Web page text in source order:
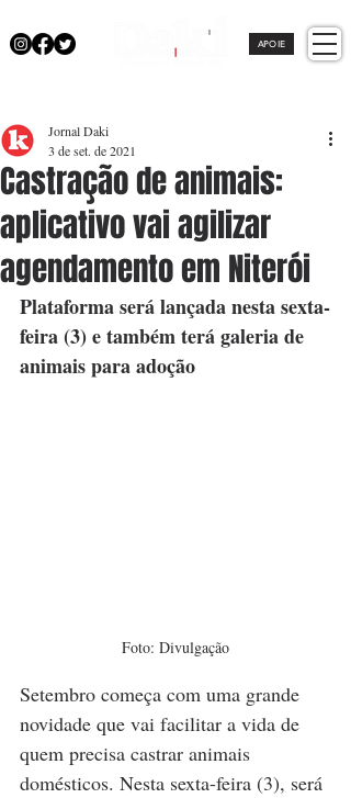
APOIE
Castração de animais:
aplicativo vai agilizar
agendamento em Niterói
Jornal Daki
3 de set. de 2021
Plataforma será lançada nesta sexta-
feira (3) e também terá galeria de
animais para adoção
Foto: Divulgação
Setembro começa com uma grande
novidade que vai facilitar a vida de
quem precisa castrar animais
domésticos. Nesta sexta-feira (3), será